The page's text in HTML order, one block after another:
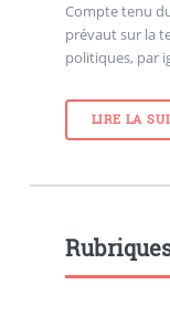
Compte tenu
prévaut sur la
politiques, par
LIRE LA